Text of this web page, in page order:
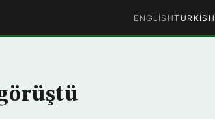
ENGLISHTURKISH